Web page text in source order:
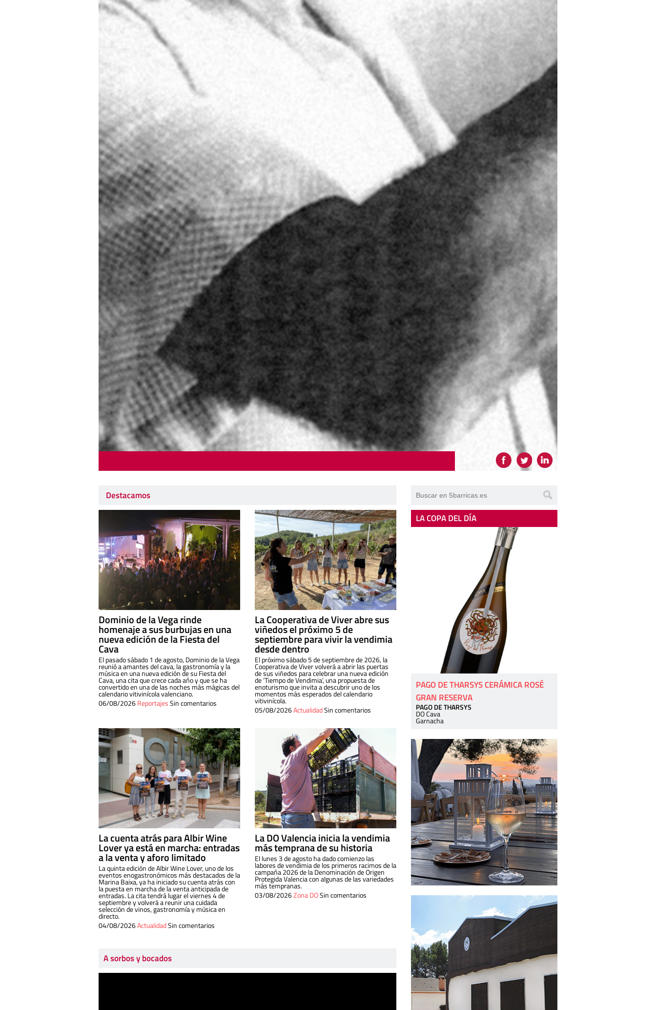
Destacamos
Dominio de la Vega rinde
homenaje a sus burbujas en una
nueva edición de la Fiesta del
Cava
El pasado sábado 1 de agosto, Dominio de la Vega
reunió a amantes del cava, la gastronomía y la
música en una nueva edición de su Fiesta del
Cava, una cita que crece cada año y que se ha
convertido en una de las noches más mágicas del
calendario vitivinícola valenciano.
06/08/2026ReportajesSin comentarios
La Cooperativa de Viver abre sus
viñedos el próximo 5 de
septiembre para vivir la vendimia
desde dentro
El próximo sábado 5 de septiembre de 2026, la
Cooperativa de Viver volverá a abrir las puertas
de sus viñedos para celebrar una nueva edición
de ‘Tiempo de Vendimia’, una propuesta de
enoturismo que invita a descubrir uno de los
momentos más esperados del calendario
vitivinícola.
05/08/2026ActualidadSin comentarios
La cuenta atrás para Albir Wine
Lover ya está en marcha: entradas
a la venta y aforo limitado
La quinta edición de Albir Wine Lover, uno de los
eventos enogastronómicos más destacados de la
Marina Baixa, ya ha iniciado su cuenta atrás con
la puesta en marcha de la venta anticipada de
entradas. La cita tendrá lugar el viernes 4 de
septiembre y volverá a reunir una cuidada
selección de vinos, gastronomía y música en
directo.
04/08/2026ActualidadSin comentarios
La DO Valencia inicia la vendimia
más temprana de su historia
El lunes 3 de agosto ha dado comienzo las
labores de vendimia de los primeros racimos de la
campaña 2026 de la Denominación de Origen
Protegida Valencia con algunas de las variedades
más tempranas.
03/08/2026Zona DOSin comentarios
A sorbos y bocados
LA COPA DEL DÍA
PAGO DE THARSYS CERÁMICA ROSÉ
GRAN RESERVA
PAGO DE THARSYS
DO Cava
Garnacha